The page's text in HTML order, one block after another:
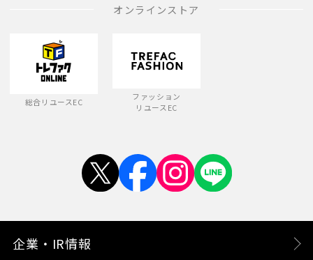
オンラインストア
総合リユースEC
ファッション
リユースEC
企業・IR情報